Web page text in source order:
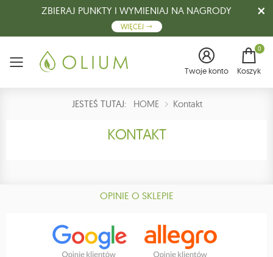
ZBIERAJ PUNKTY I WYMIENIAJ NA NAGRODY
WIĘCEJ
Menu Twoje konto
0
Koszyk
JESTEŚ TUTAJ: HOME Kontakt
KONTAKT
OPINIE O SKLEPIE